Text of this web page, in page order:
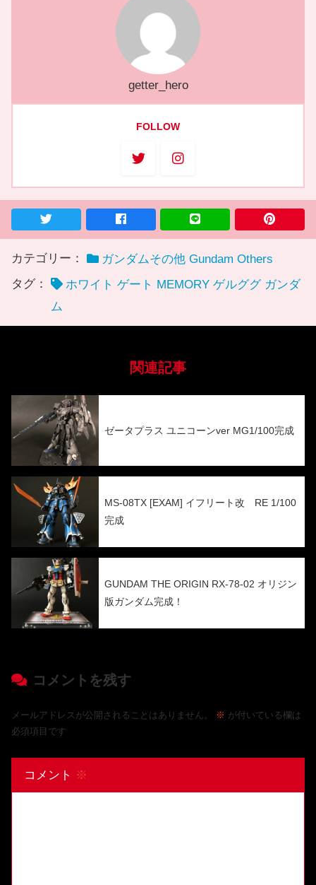
getter_hero
FOLLOW
カテゴリー：
ガンダムその他 Gundam Others
タグ：
ホワイト ゲート MEMORY ゲルググ ガンダ
ム
関連記事
ゼータプラス ユニコーンver MG1/100完成
MS-08TX [EXAM] イフリート改 RE 1/100
完成
GUNDAM THE ORIGIN RX-78-02 オリジン
版ガンダム完成！
コメントを残す
メールアドレスが公開されることはありません。 ※ が付いている欄は
必須項目です
コメント ※